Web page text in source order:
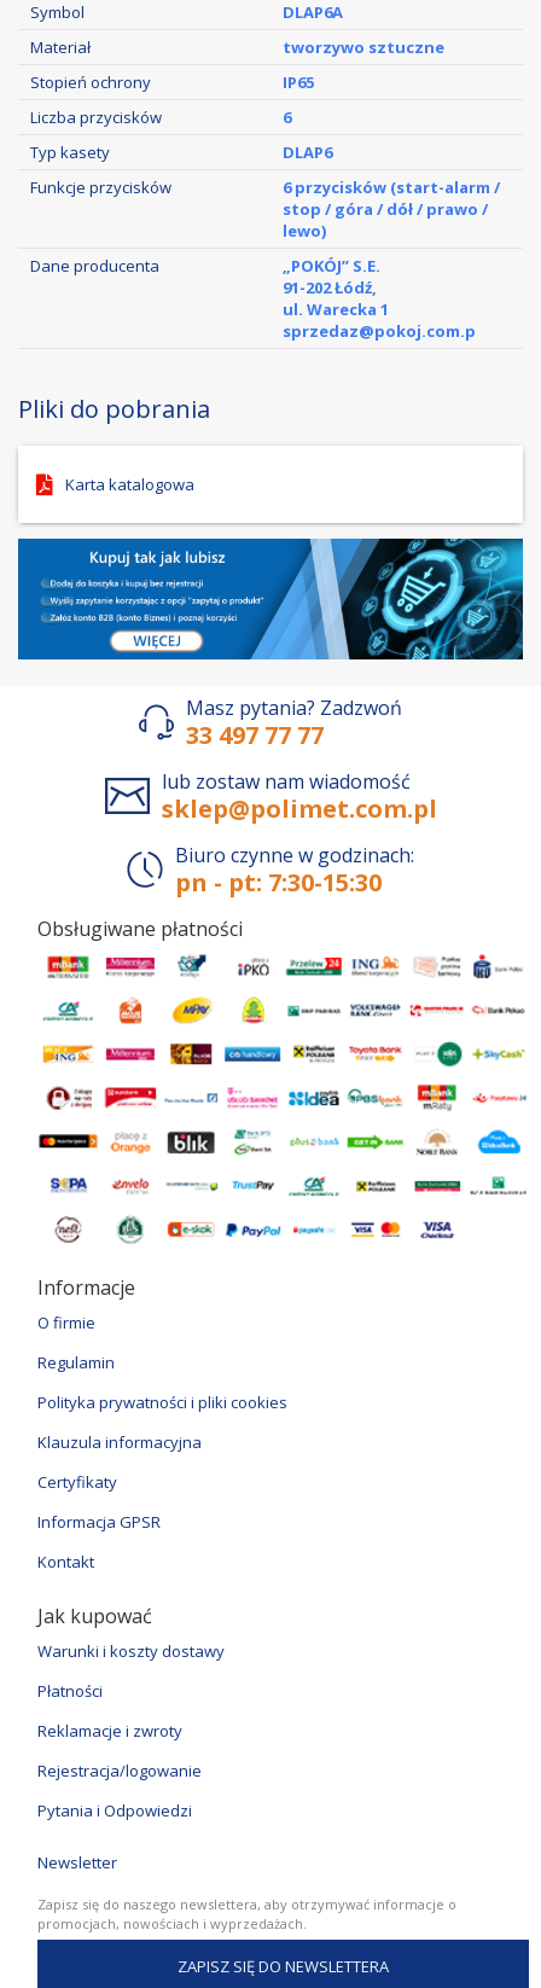
Symbol
DLAP6A
Materiał
tworzywo sztuczne
Stopień ochrony
IP65
Liczba przycisków
6
Typ kasety
DLAP6
Funkcje przycisków
6 przycisków (start-alarm /
stop / góra / dół / prawo /
lewo)
Dane producenta
„POKÓJ” S.E.
91-202 Łódź,
ul. Warecka 1
sprzedaz@pokoj.com.p
Pliki do pobrania
Karta katalogowa
Masz pytania? Zadzwoń
33 497 77 77
lub zostaw nam wiadomość
sklep@polimet.com.pl
Biuro czynne w godzinach:
pn - pt: 7:30-15:30
Obsługiwane płatności
Informacje
O firmie
Regulamin
Polityka prywatności i pliki cookies
Klauzula informacyjna
Certyfikaty
Informacja GPSR
Kontakt
Jak kupować
Warunki i koszty dostawy
Płatności
Reklamacje i zwroty
Rejestracja/logowanie
Pytania i Odpowiedzi
Newsletter
Zapisz się do naszego newslettera, aby otrzymywać informacje o
promocjach, nowościach i wyprzedażach.
ZAPISZ SIĘ DO NEWSLETTERA